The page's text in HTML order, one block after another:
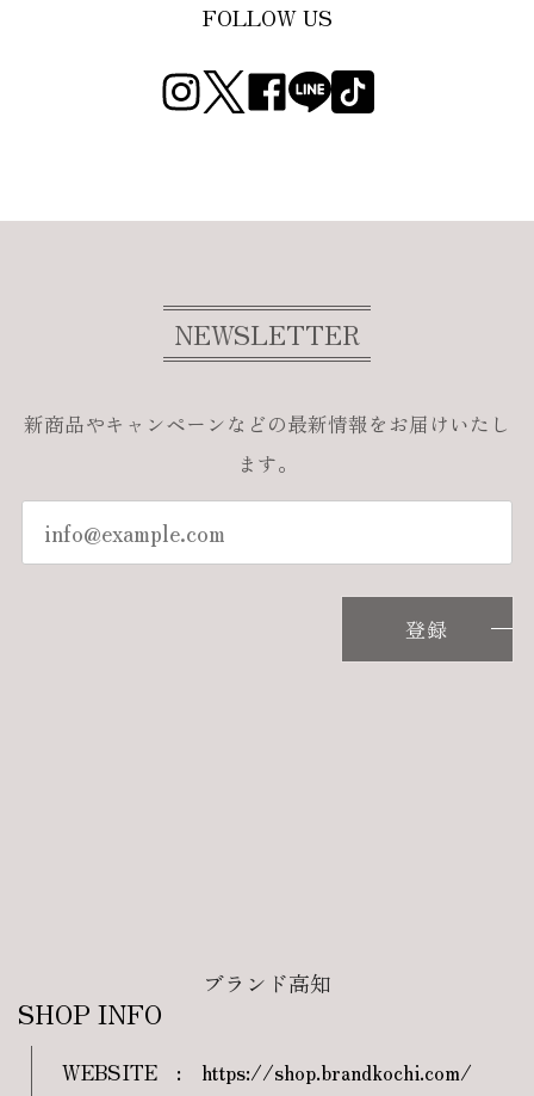
FOLLOW US
NEWSLETTER
新商品やキャンペーンなどの最新情報をお届けいたし
ます。
登録
ブランド高知
SHOP INFO
WEBSITE : https://shop.brandkochi.com/